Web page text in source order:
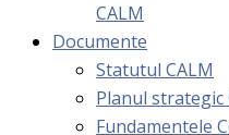
CALM
Documente
Statutul CALM
Planul strategic
Fundamentele